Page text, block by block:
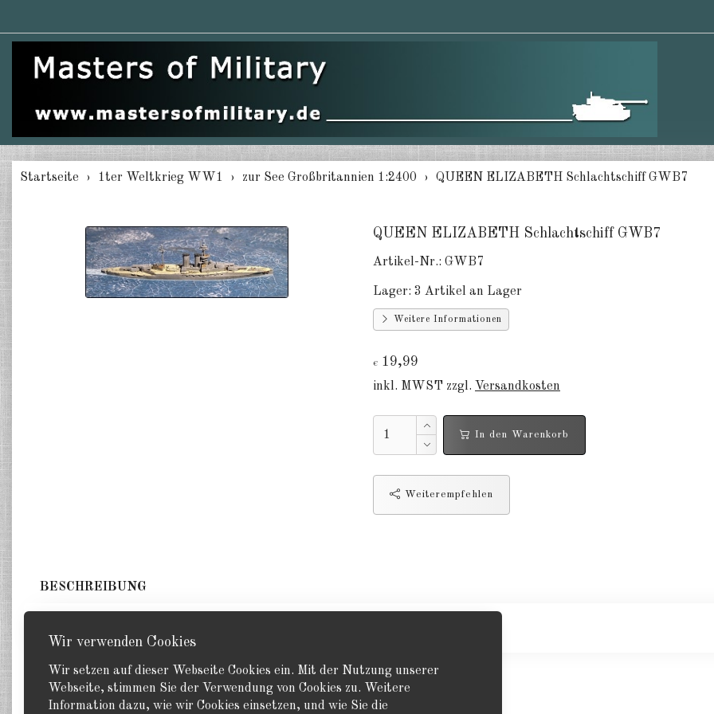
Wir verwenden Cookies
Wir setzen auf dieser Webseite Cookies ein. Mit der Nutzung unserer
Webseite, stimmen Sie der Verwendung von Cookies zu. Weitere
Information dazu, wie wir Cookies einsetzen, und wie Sie die
Startseite 1ter Weltkrieg WW1 zur See Großbritannien 1:2400 QUEEN ELIZABETH Schlachtschiff GWB7
QUEEN ELIZABETH Schlachtschiff GWB7
Artikel-Nr.: GWB7
Lager: 3 Artikel an Lager
Weitere Informationen
€ 19,99
inkl. MWST zzgl. Versandkosten
In den Warenkorb
Weiterempfehlen
BESCHREIBUNG